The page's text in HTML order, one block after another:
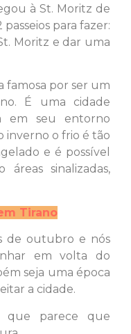
à St. Moritz de
para fazer:
Moritz e dar uma
famosa por ser um
É uma cidade
em seu entorno
inverno o frio é tão
e é possível
sinalizadas,
Tirano
de outubro e nós
em volta do
seja uma época
a cidade.
que parece que